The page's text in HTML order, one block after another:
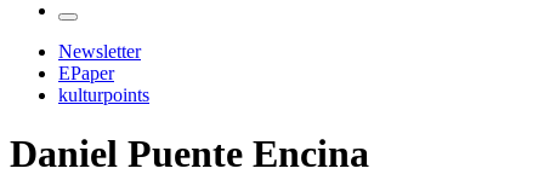
Newsletter
EPaper
kulturpoints
Daniel Puente Encina